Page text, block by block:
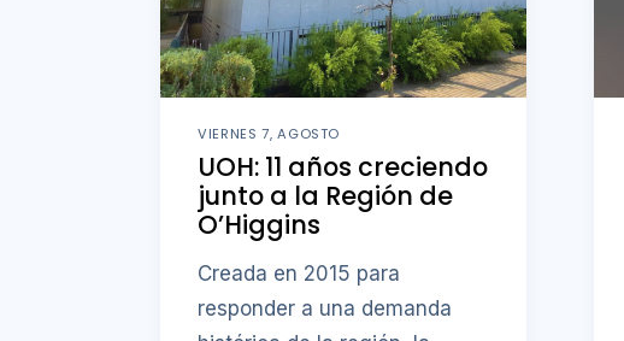
VIERNES 7, AGOSTO
UOH: 11 años creciendo
junto a la Región de
O’Higgins
Creada en 2015 para
responder a una demanda